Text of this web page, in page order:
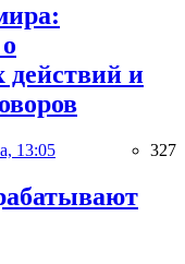
и
13:05 327